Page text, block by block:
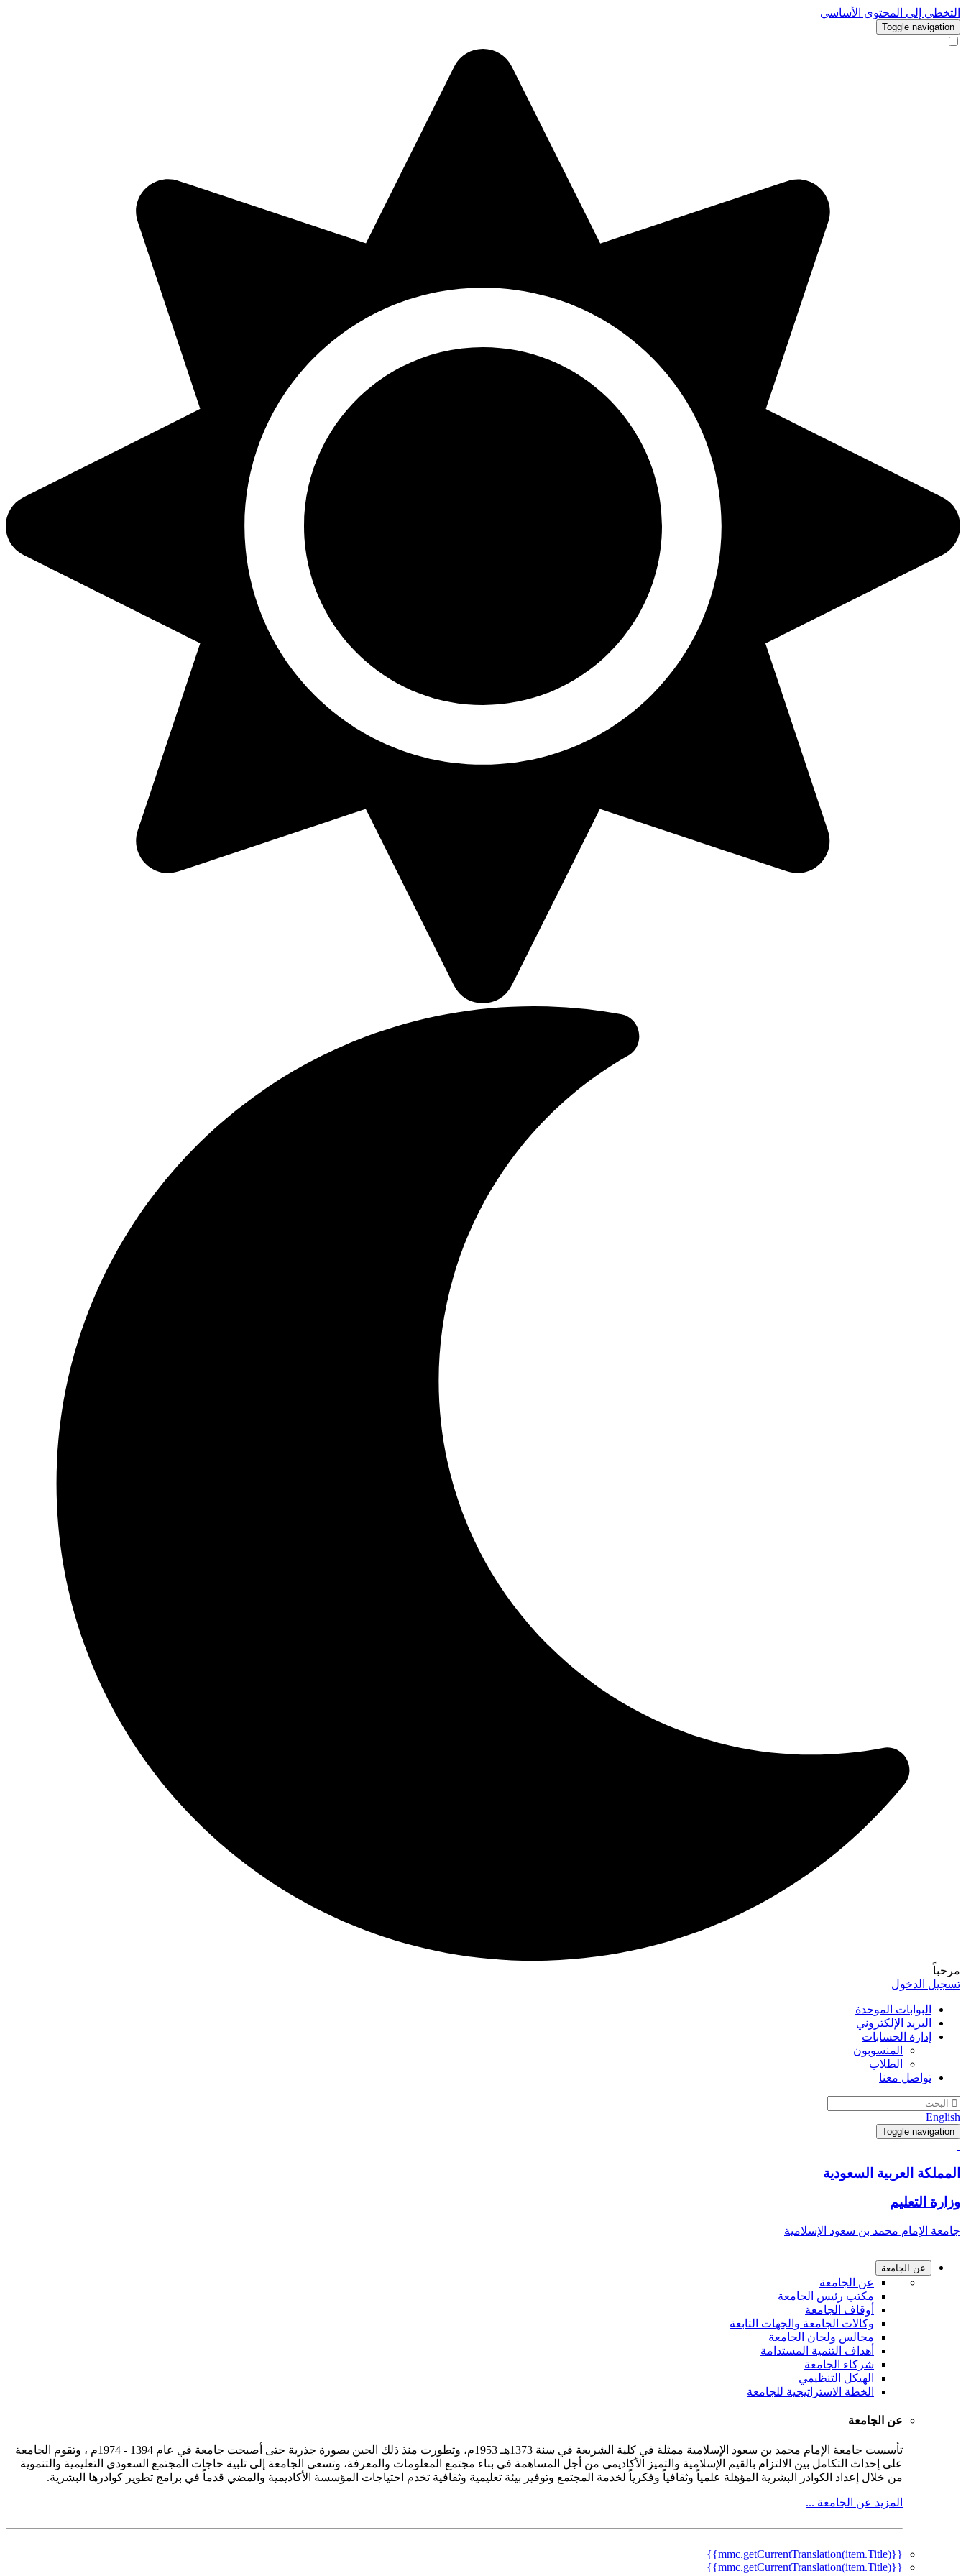
التخطي إلى المحتوى الأساسي
Toggle navigation
مرحباً
تسجيل الدخول
البوابات الموحدة
البريد الإلكتروني
إدارة الحسابات
المنسوبون
الطلاب
تواصل معنا
English
Toggle navigation
المملكة العربية السعودية
وزارة التعليم
جامعة الإمام محمد بن سعود الإسلامية
عن الجامعة
عن الجامعة
مكتب رئيس الجامعة
أوقاف الجامعة
وكالات الجامعة والجهات التابعة
مجالس ولجان الجامعة
أهداف التنمية المستدامة
شركاء الجامعة
الهيكل التنظيمي
الخطة الاستراتيجية للجامعة
عن الجامعة
تأسست جامعة الإمام محمد بن سعود الإسلامية ممثلة في كلية الشريعة في سنة 1373هـ 1953م، وتطورت منذ ذلك الحين بصورة جذرية حتى أصبحت جامعة في عام 1394 - 1974م ، وتقوم الجامعة
على إحداث التكامل بين الالتزام بالقيم الإسلامية والتميز الأكاديمي من أجل المساهمة في بناء مجتمع المعلومات والمعرفة، وتسعى الجامعة إلى تلبية حاجات المجتمع السعودي التعليمية والتنموية
من خلال إعداد الكوادر البشرية المؤهلة علمياً وثقافياً وفكرياً لخدمة المجتمع وتوفير بيئة تعليمية وثقافية تخدم احتياجات المؤسسة الأكاديمية والمضي قدماً في برامج تطوير كوادرها البشرية.
المزيد عن الجامعة ...
{{mmc.getCurrentTranslation(item.Title)}}
{{mmc.getCurrentTranslation(item.Title)}}